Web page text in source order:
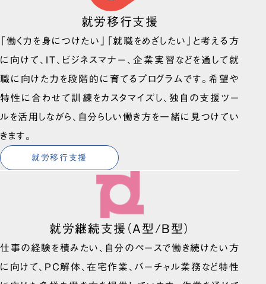
就労移行支援
「働く力を身につけたい」「就職をめざしたい」と考える方
に向けて、IT、ビジネスマナー、企業実習などを通して就
職に向けた力を段階的に育てるプログラムです。希望や
特性に合わせて訓練をカスタマイズし、独自の支援ツー
ルを活用しながら、自分らしい働き方を一緒に見つけてい
きます。
就労移行支援
就労継続支援（A型/B型）
仕事の経験を積みたい、自分のペースで働き続けたい方
に向けて、PC解体、在宅作業、バーチャル業務など特性